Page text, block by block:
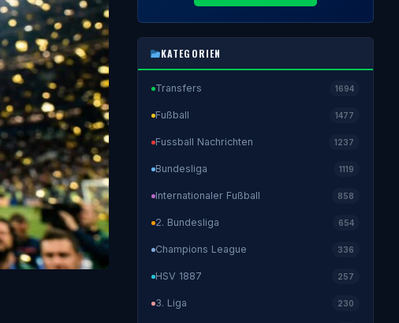
KATEGORIEN
Transfers 1694
Fußball 1477
Fussball Nachrichten 1237
Bundesliga 1119
Internationaler Fußball 858
2. Bundesliga 654
Champions League 336
HSV 1887 257
3. Liga 230